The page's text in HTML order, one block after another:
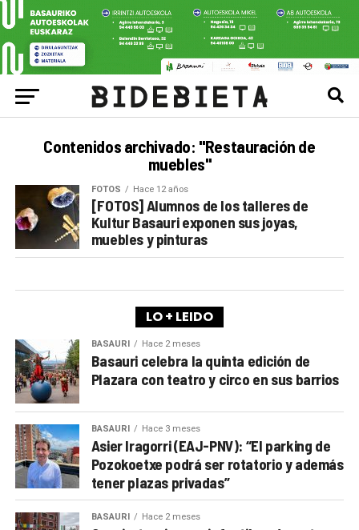
Contenidos archivado: "Restauración de
muebles"
FOTOS Hace 12 años
[FOTOS] Alumnos de los talleres de
Kultur Basauri exponen sus joyas,
muebles y pinturas
LO + LEIDO
BASAURI Hace 2 meses
Basauri celebra la quinta edición de
Plazara con teatro y circo en sus barrios
BASAURI Hace 3 meses
Asier Iragorri (EAJ-PNV): “El parking de
Pozokoetxe podrá ser rotatorio y además
tener plazas privadas”
BASAURI Hace 2 meses